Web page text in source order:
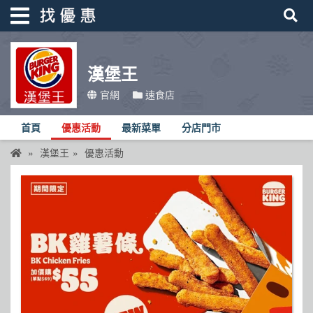
漢堡王
官網 速食店
首頁 優惠活動 最新菜單 分店門市
漢堡王 優惠活動
找優惠
首頁
優惠活動
折價卷
線上DM
品牌總覽